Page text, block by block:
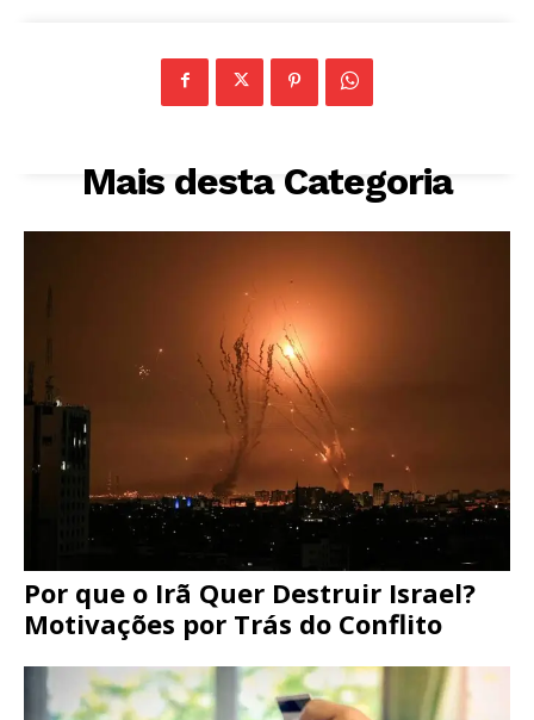
Mais desta Categoria
Por que o Irã Quer Destruir Israel?
Motivações por Trás do Conflito